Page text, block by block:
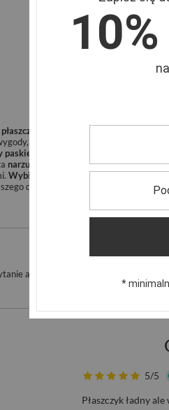
damskim
wykonany z materiałów miłych
design
podkreśla sylwetkę, a
narzutka damska
jest idealnym
Wybierz jakość
, która przemawia
damskiego płaszcza to inwestycja
Potrzebujesz
a my odpowiemy niezwłocznie,
5/5
Płaszczyk ładny
*